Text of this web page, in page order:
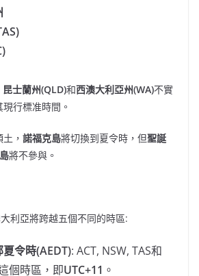
昆士蘭州(QLD)和西澳大利亞州(WA)不實
行標准時間。
， 諾福克島將切換到夏令時，但聖誕
將不參與。
利亞將跨越五個不同的時區:
令時(AEDT): ACT, NSW, TAS和
個時區，即UTC+11 。